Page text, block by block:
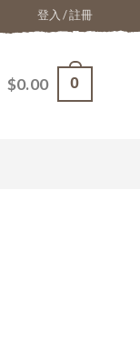
登入 / 註冊
$0.00 0